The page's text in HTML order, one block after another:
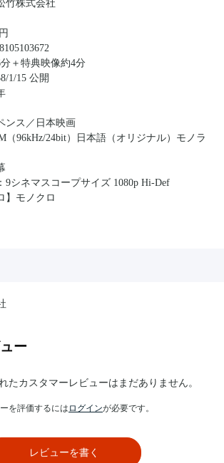
竹株式会社
分＋特典映像約4分
1/15 公開
ンス／日本映画
（96kHz/24bit）日本語（オリジナル）モノラ
9シネマスコープサイズ 1080p Hi-Def
】モノクロ
ー
たカスタマーレビューはまだありません。
を評価するには ログインが必要です。
レビューを書く